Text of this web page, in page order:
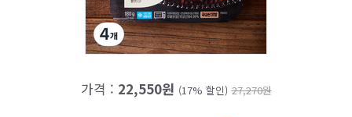
가격 : 22,550원 (17% 할인) 27,270원